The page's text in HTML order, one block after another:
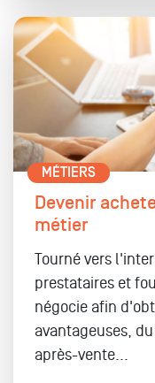
MÉTIERS
Devenir
métier
Tourné vers
prestataires et
négocie afin
avantageuses,
après-vente...